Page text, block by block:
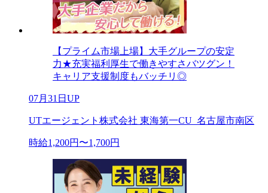
【プライム市場上場】大手グループの安定
力★充実福利厚生で働きやすさバツグン！
キャリア支援制度もバッチリ◎
07月31日UP
UTエージェント株式会社 東海第一CU_名古屋市南区
時給1,200円〜1,700円